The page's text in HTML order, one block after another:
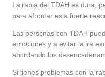
La rabia del TDAH es dura,
para afrontar esta fuerte
Las personas con TDAH
emociones y a evitar la ira
abordando los
Si tienes problemas con la